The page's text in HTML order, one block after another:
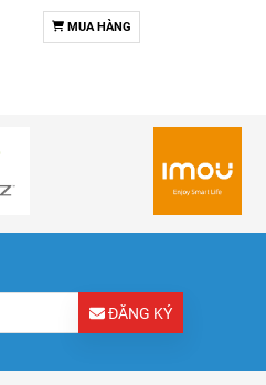
MUA HÀNG
ĐĂNG KÝ